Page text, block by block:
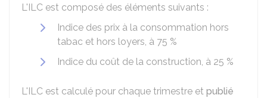
L'ILC est composé des éléments suivants :
Indice des prix à la consommation hors
tabac et hors loyers, à 75 %
Indice du coût de la construction, à 25 %
L'ILC est calculé pour chaque trimestre et publié